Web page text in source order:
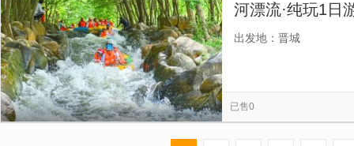
河漂流·纯玩1日
人国际旅行社，
出发地：晋城
已售0